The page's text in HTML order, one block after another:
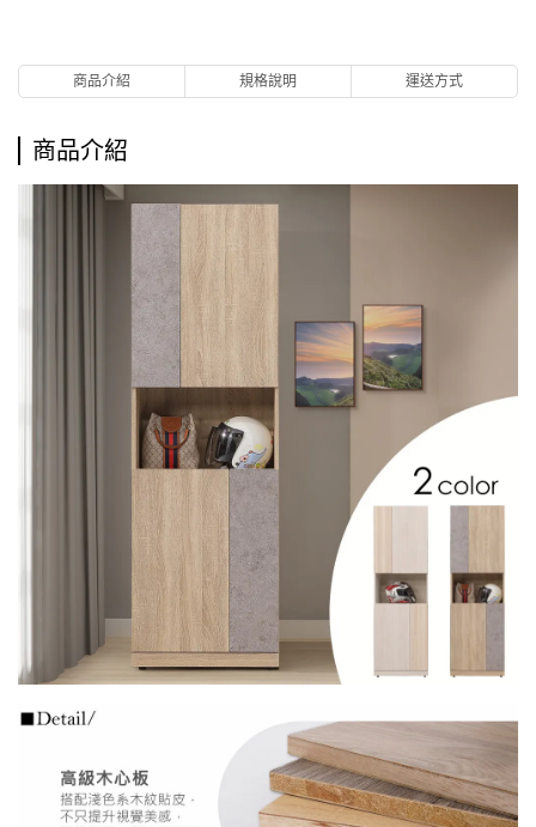
商品介紹 規格說明 運送方式
商品介紹